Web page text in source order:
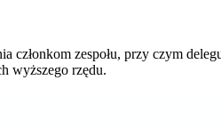
członkom zespołu, przy czym
wyższego rzędu.